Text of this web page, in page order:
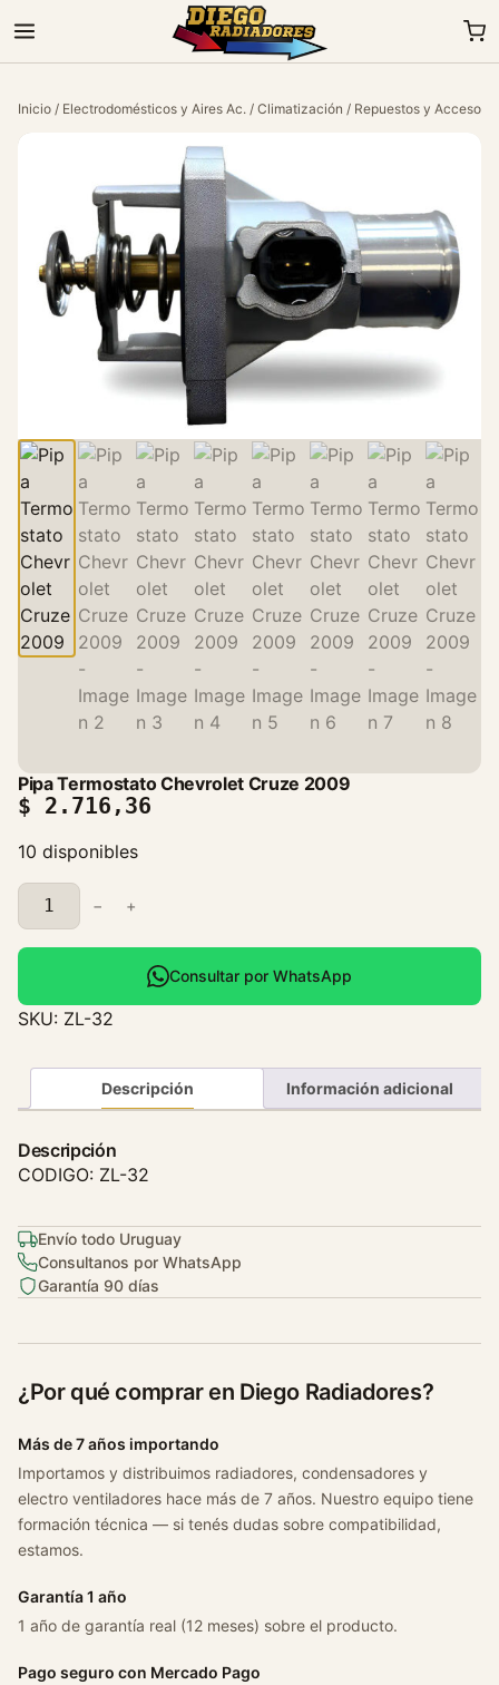
Inicio / Electrodomésticos y Aires Ac. / Climatización / Repuestos y
Pipa Termostato Chevrolet Cruze 2009
$ 2.716,36
10 disponibles
P
i
p
T
e
o
t
a
o
C
h
v
o
e
t
C
r
z
e
0
− +
Consultar por WhatsApp
SKU: ZL-32
Descripción Información adicional
Descripción
CODIGO: ZL-32
Envío todo Uruguay
Consultanos por WhatsApp
Garantía 90 días
¿Por qué comprar en Diego Radiadores?
Más de 7 años importando
Importamos y distribuimos radiadores, condensadores y
electro ventiladores hace más de 7 años. Nuestro equipo tiene
formación técnica — si tenés dudas sobre compatibilidad,
estamos.
Garantía 1 año
1 año de garantía real (12 meses) sobre el producto.
Pago seguro con Mercado Pago